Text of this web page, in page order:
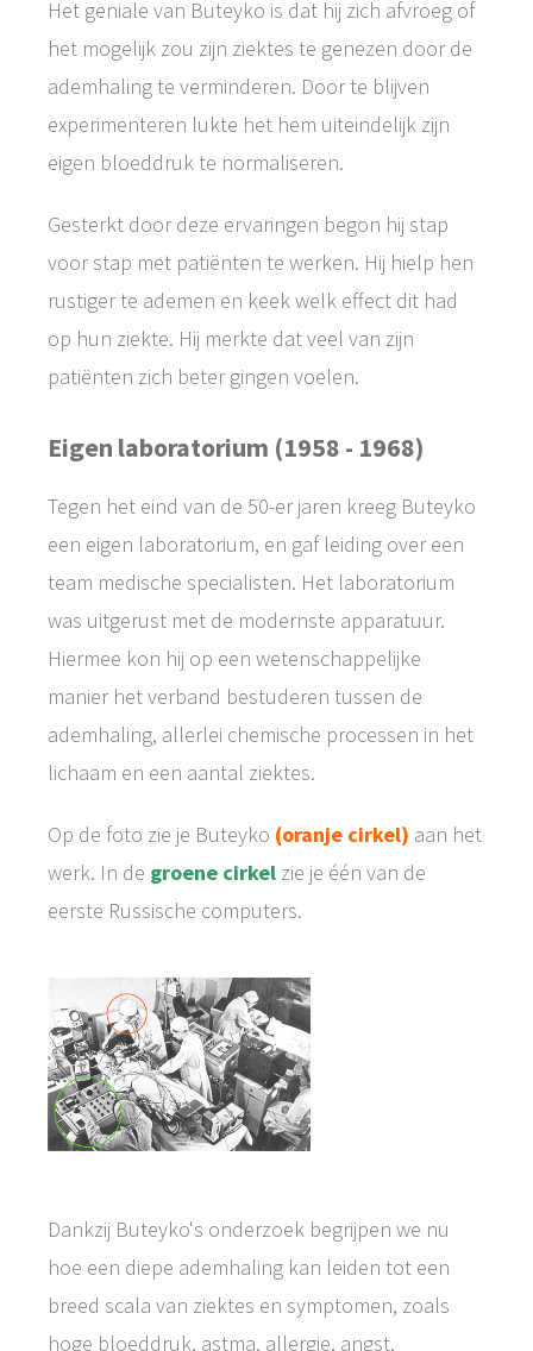
Het geniale van Buteyko is dat hij zich afvroeg of
het mogelijk zou zijn ziektes te genezen door de
ademhaling te verminderen. Door te blijven
experimenteren lukte het hem uiteindelijk zijn
eigen bloeddruk te normaliseren.
Gesterkt door deze ervaringen begon hij stap
voor stap met patiënten te werken. Hij hielp hen
rustiger te ademen en keek welk effect dit had
op hun ziekte. Hij merkte dat veel van zijn
patiënten zich beter gingen voelen.
Eigen laboratorium (1958 - 1968)
Tegen het eind van de 50-er jaren kreeg Buteyko
een eigen laboratorium, en gaf leiding over een
team medische specialisten. Het laboratorium
was uitgerust met de modernste apparatuur.
Hiermee kon hij op een wetenschappelijke
manier het verband bestuderen tussen de
ademhaling, allerlei chemische processen in het
lichaam en een aantal ziektes.
Op de foto zie je Buteyko (oranje cirkel) aan het
werk. In de groene cirkel zie je één van de
eerste Russische computers.
Dankzij Buteyko's onderzoek begrijpen we nu
hoe een diepe ademhaling kan leiden tot een
breed scala van ziektes en symptomen, zoals
hoge bloeddruk, astma, allergie, angst,